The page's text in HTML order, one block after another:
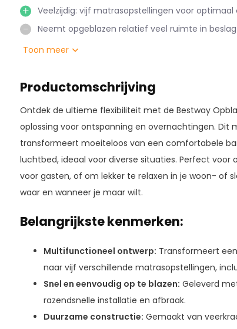
Veelzijdig: vijf matrasopstellingen voor
Neemt opgeblazen relatief veel ruimte in beslag.
Toon meer
Productomschrijving
Ontdek de ultieme flexibiliteit met de Bestway
oplossing voor ontspanning en overnachtingen. Dit
transformeert moeiteloos van een comfortabele
luchtbed, ideaal voor diverse situaties. Perfect voor
voor gasten, of om lekker te relaxen in je woon- of
waar en wanneer je maar wilt.
Belangrijkste kenmerken:
Multifunctioneel ontwerp: Transformeert
naar vijf verschillende matrasopstellingen,
Snel en eenvoudig op te blazen: Geleverd
razendsnelle installatie en afbraak.
Duurzame constructie: Gemaakt van